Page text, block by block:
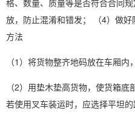
格、数量、质量等是否符合合同
放，防止混淆和错发； （4）做
方法
（1）将货物整齐地码放在车厢内
（2）用垫木垫高货物，使货箱底
若使用叉车装运时，应选择平坦